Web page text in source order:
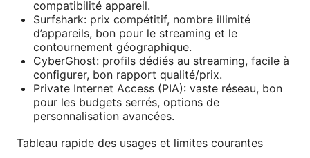
compatibilité appareil.
Surfshark: prix compétitif, nombre illimité
d’appareils, bon pour le streaming et le
contournement géographique.
CyberGhost: profils dédiés au streaming, facile à
configurer, bon rapport qualité/prix.
Private Internet Access (PIA): vaste réseau, bon
pour les budgets serrés, options de
personnalisation avancées.
Tableau rapide des usages et limites courantes